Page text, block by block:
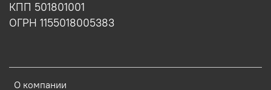
О компании
КПП 501801001
ОГРН 1155018005383